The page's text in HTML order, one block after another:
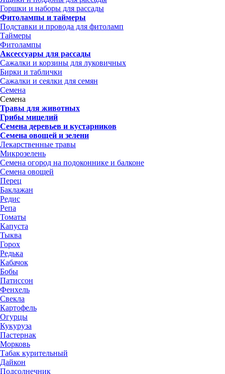
Горшки и наборы для рассады
Фитолампы и таймеры
Подставки и провода для фитоламп
Таймеры
Фитолампы
Аксессуары для рассады
Сажалки и корзины для луковичных
Бирки и таблички
Сажалки и сеялки для семян
Семена
Семена
Травы для животных
Грибы мицелий
Семена деревьев и кустарников
Семена овощей и зелени
Лекарственные травы
Микрозелень
Семена огород на подоконнике и балконе
Семена овощей
Перец
Баклажан
Редис
Репа
Томаты
Капуста
Тыква
Горох
Редька
Кабачок
Бобы
Патиссон
Фенхель
Свекла
Картофель
Огурцы
Кукуруза
Пастернак
Морковь
Табак курительный
Дайкон
Подсолнечник